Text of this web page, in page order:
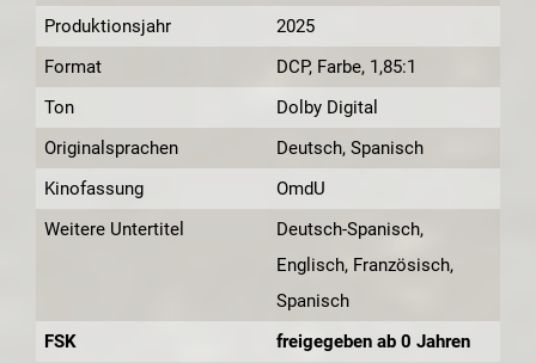
Produktionsjahr
2025
Format
DCP, Farbe, 1,85:1
Ton
Dolby Digital
Originalsprachen
Deutsch, Spanisch
Kinofassung
OmdU
Weitere Untertitel
Deutsch-Spanisch,
Englisch, Französisch,
Spanisch
FSK
freigegeben ab 0 Jahren